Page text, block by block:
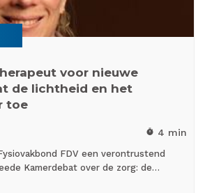
voor nieuwe
de lichtheid en het
toe
timer 4 min
FDV een verontrustend
Kamerdebat over de zorg: de…